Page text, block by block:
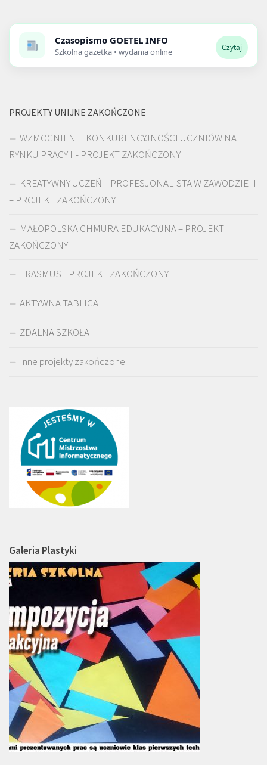
Czasopismo GOETEL INFO
Szkolna gazetka • wydania online Czytaj
PROJEKTY UNIJNE ZAKOŃCZONE
WZMOCNIENIE KONKURENCYJNOŚCI UCZNIÓW NA
RYNKU PRACY II- PROJEKT ZAKOŃCZONY
KREATYWNY UCZEŃ – PROFESJONALISTA W ZAWODZIE II
– PROJEKT ZAKOŃCZONY
MAŁOPOLSKA CHMURA EDUKACYJNA – PROJEKT
ZAKOŃCZONY
ERASMUS+ PROJEKT ZAKOŃCZONY
AKTYWNA TABLICA
ZDALNA SZKOŁA
Inne projekty zakończone
Galeria Plastyki